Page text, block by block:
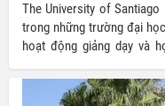
The University of
trong những trường đại
hoạt động giảng dạy và
và Lugo đều nằm tại vùng